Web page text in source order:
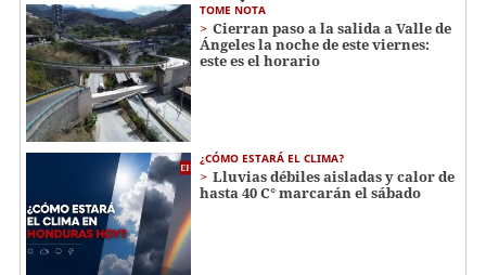
TOME NOTA
Cierran paso a la salida a Valle de
Ángeles la noche de este viernes:
este es el horario
¿CÓMO ESTARÁ EL CLIMA?
Lluvias débiles aisladas y calor de
hasta 40 C° marcarán el sábado